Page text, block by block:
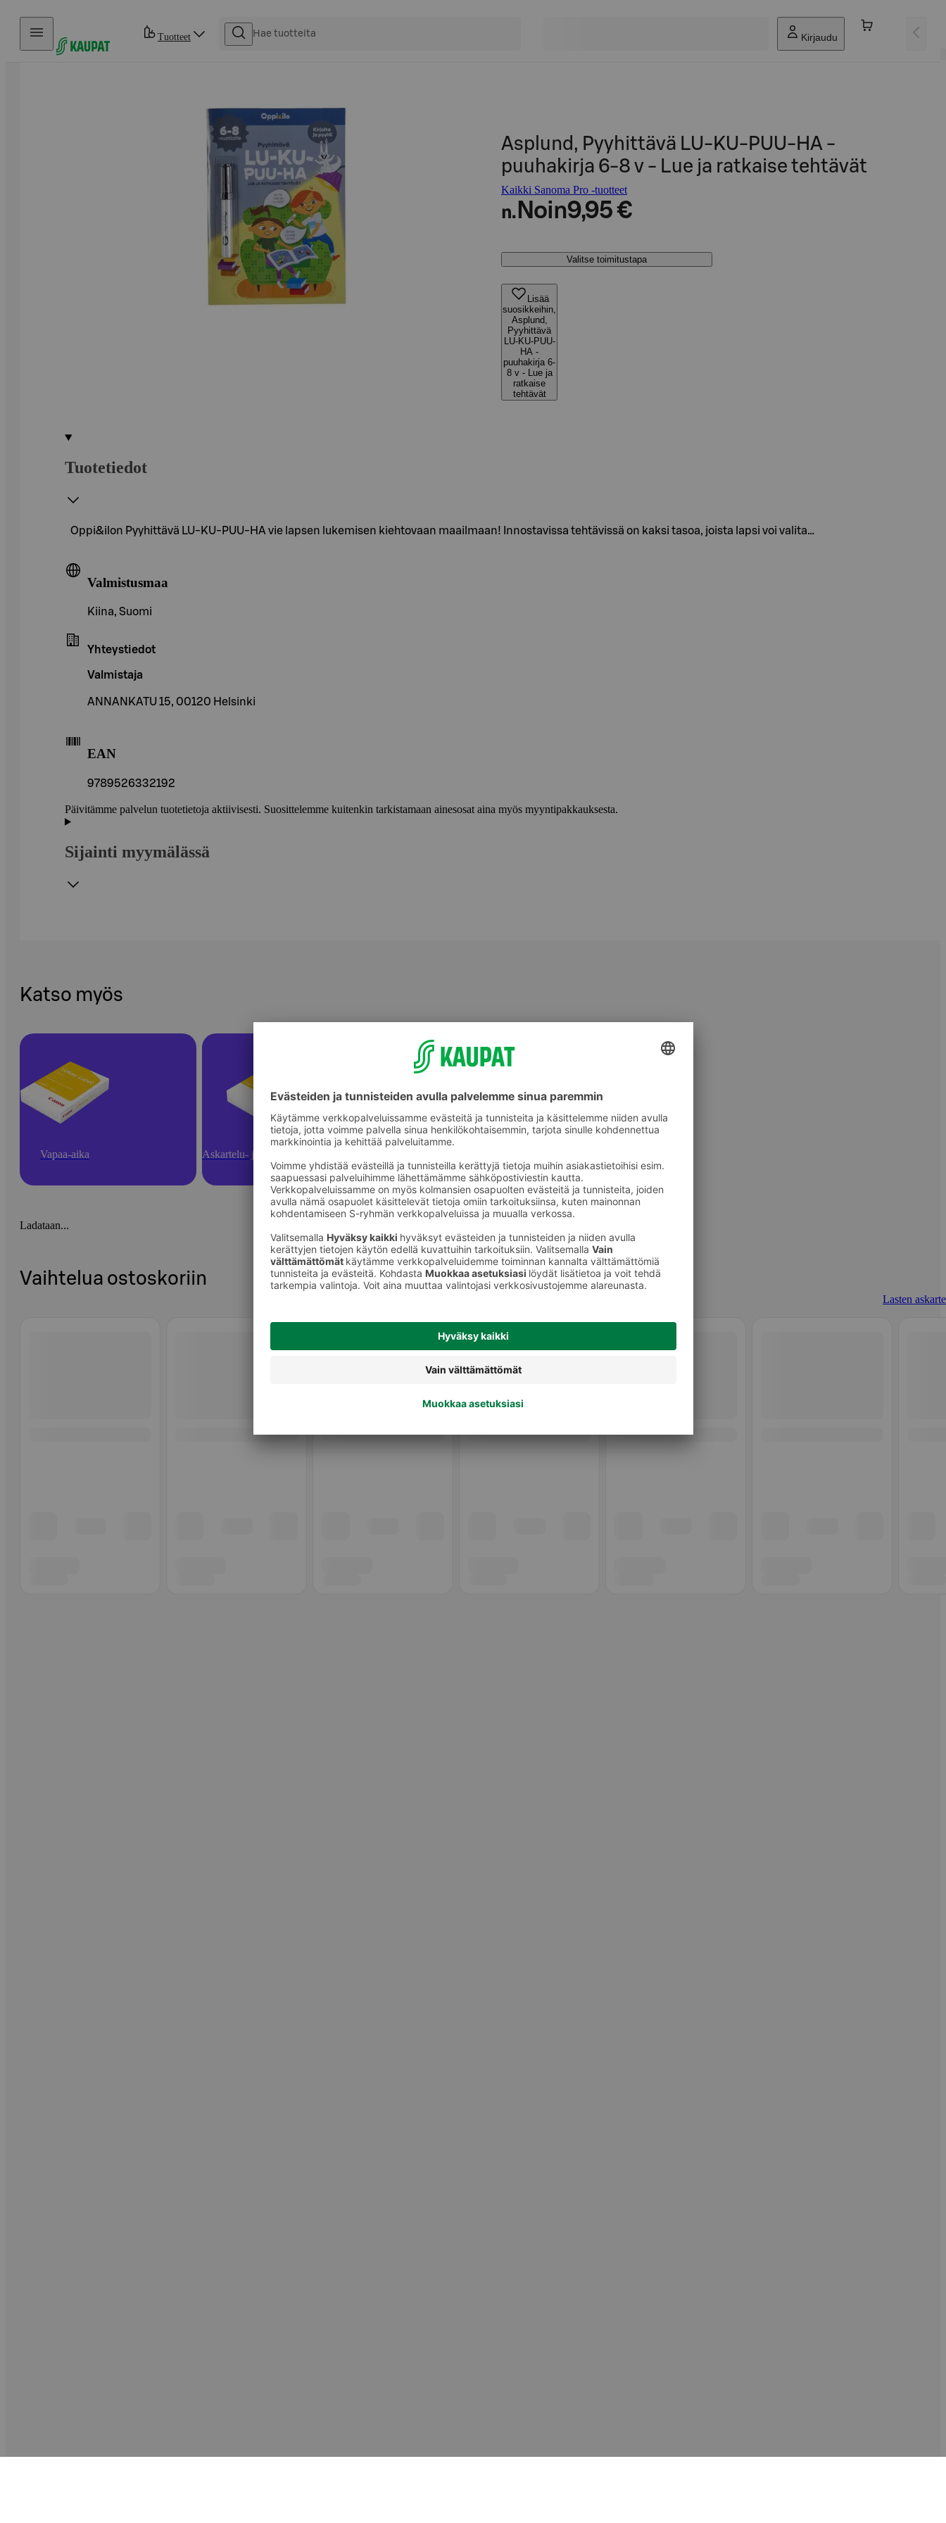
Hyppää sisältöön
Tuotteet Kirjaudu
Asplund, Pyyhittävä LU-KU-PUU-HA -
puuhakirja 6-8 v - Lue ja ratkaise tehtävät
Kaikki Sanoma Pro -tuotteet
n. Noin9,95 €
Valitse toimitustapa
Lisää
suosikkeihin,
Asplund,
Pyyhittävä
LU-KU-PUU-
HA -
puuhakirja 6-
8 v - Lue ja
ratkaise
tehtävät
Tuotetiedot
Oppi&ilon Pyyhittävä LU-KU-PUU-HA vie lapsen lukemisen kiehtovaan maailmaan! Innostavissa tehtävissä on kaksi tasoa, joista lapsi voi valita…
Valmistusmaa
Kiina, Suomi
Yhteystiedot
Valmistaja
ANNANKATU 15, 00120 Helsinki
EAN
9789526332192
Päivitämme palvelun tuotetietoja aktiivisesti. Suosittelemme kuitenkin tarkistamaan ainesosat aina myös myyntipakkauksesta.
Sijainti myymälässä
Katso myös
Vapaa-aika Askartelu- ja toimistotarvikkeet
Ladataan...
Vaihtelua ostoskoriin
Lasten